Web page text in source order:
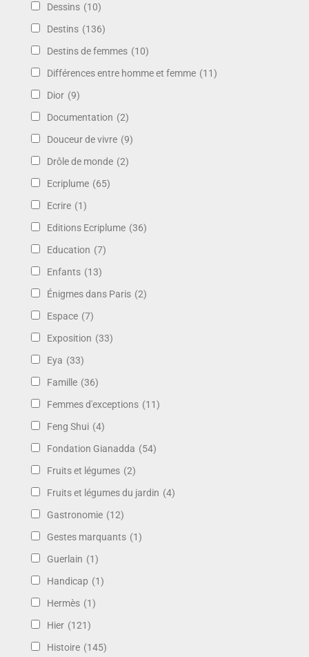
Dessins (10)
Destins (136)
Destins de femmes (10)
Différences entre homme et femme (11)
Dior (9)
Documentation (2)
Douceur de vivre (9)
Drôle de monde (2)
Ecriplume (65)
Ecrire (1)
Editions Ecriplume (36)
Education (7)
Enfants (13)
Énigmes dans Paris (2)
Espace (7)
Exposition (33)
Eya (33)
Famille (36)
Femmes d'exceptions (11)
Feng Shui (4)
Fondation Gianadda (54)
Fruits et légumes (2)
Fruits et légumes du jardin (4)
Gastronomie (12)
Gestes marquants (1)
Guerlain (1)
Handicap (1)
Hermès (1)
Hier (121)
Histoire (145)